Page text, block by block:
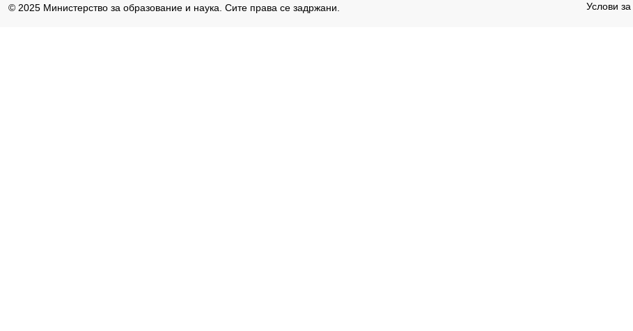
© 2025 Министерство за образование и наука. Сите права се задржани. Услови